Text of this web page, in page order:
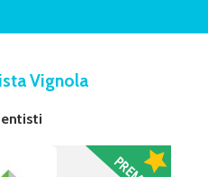
Vignola